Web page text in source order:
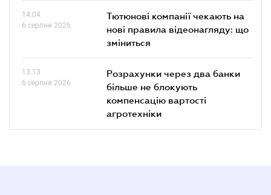
14.04
6 серпня 2026
Тютюнові компанії чекають на
нові правила відеонагляду: що
зміниться
13.13
6 серпня 2026
Розрахунки через два банки
більше не блокують
компенсацію вартості
агротехніки